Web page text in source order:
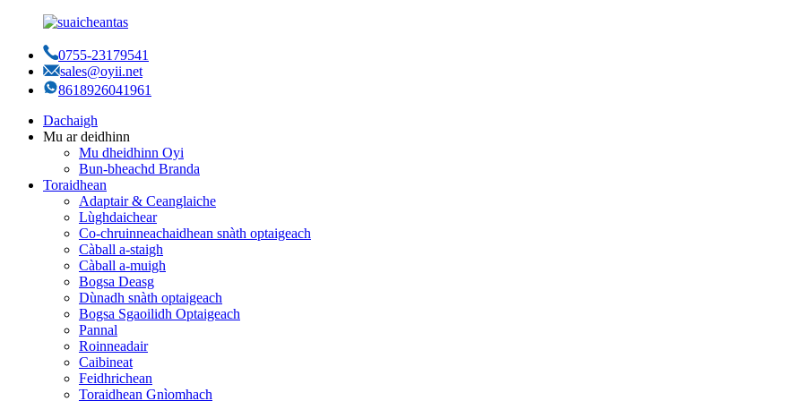
0755-23179541
sales@oyii.net
8618926041961
Dachaigh
Mu ar deidhinn
Mu dheidhinn Oyi
Bun-bheachd Branda
Toraidhean
Adaptair & Ceanglaiche
Lùghdaichear
Co-chruinneachaidhean snàth optaigeach
Càball a-staigh
Càball a-muigh
Bogsa Deasg
Dùnadh snàth optaigeach
Bogsa Sgaoilidh Optaigeach
Pannal
Roinneadair
Caibineat
Feidhrichean
Toraidhean Gnìomhach